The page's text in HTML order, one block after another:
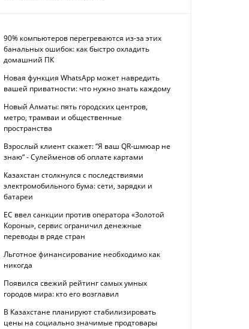
90% компьютеров перегреваются из-за этих
банальных ошибок: как быстро охладить
домашний ПК
Новая функция WhatsApp может навредить
вашей приватности: что нужно знать каждому
Новый Алматы: пять городских центров,
метро, трамваи и общественные
пространства
Взрослый клиент скажет: “Я ваш QR-шмюар не
знаю“ - Сулейменов об оплате картами
Казахстан столкнулся с последствиями
электромобильного бума: сети, зарядки и
батареи
ЕС ввел санкции против оператора «Золотой
Короны», сервис ограничил денежные
переводы в ряде стран
Льготное финансирование необходимо как
никогда
Появился свежий рейтинг самых умных
городов мира: кто его возглавил
В Казахстане планируют стабилизировать
цены на социально значимые продтовары